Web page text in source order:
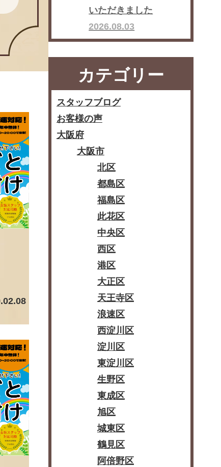
いただきました
2026.08.03
カテゴリー
スタッフブログ
お客様の声
大阪府
大阪市
北区
都島区
福島区
此花区
中央区
西区
港区
大正区
天王寺区
浪速区
西淀川区
淀川区
東淀川区
生野区
東成区
旭区
城東区
鶴見区
阿倍野区